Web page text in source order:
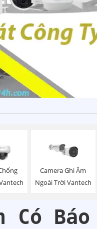
Camera Ghi Âm
Ngoài Trời Vantech
Có Báo